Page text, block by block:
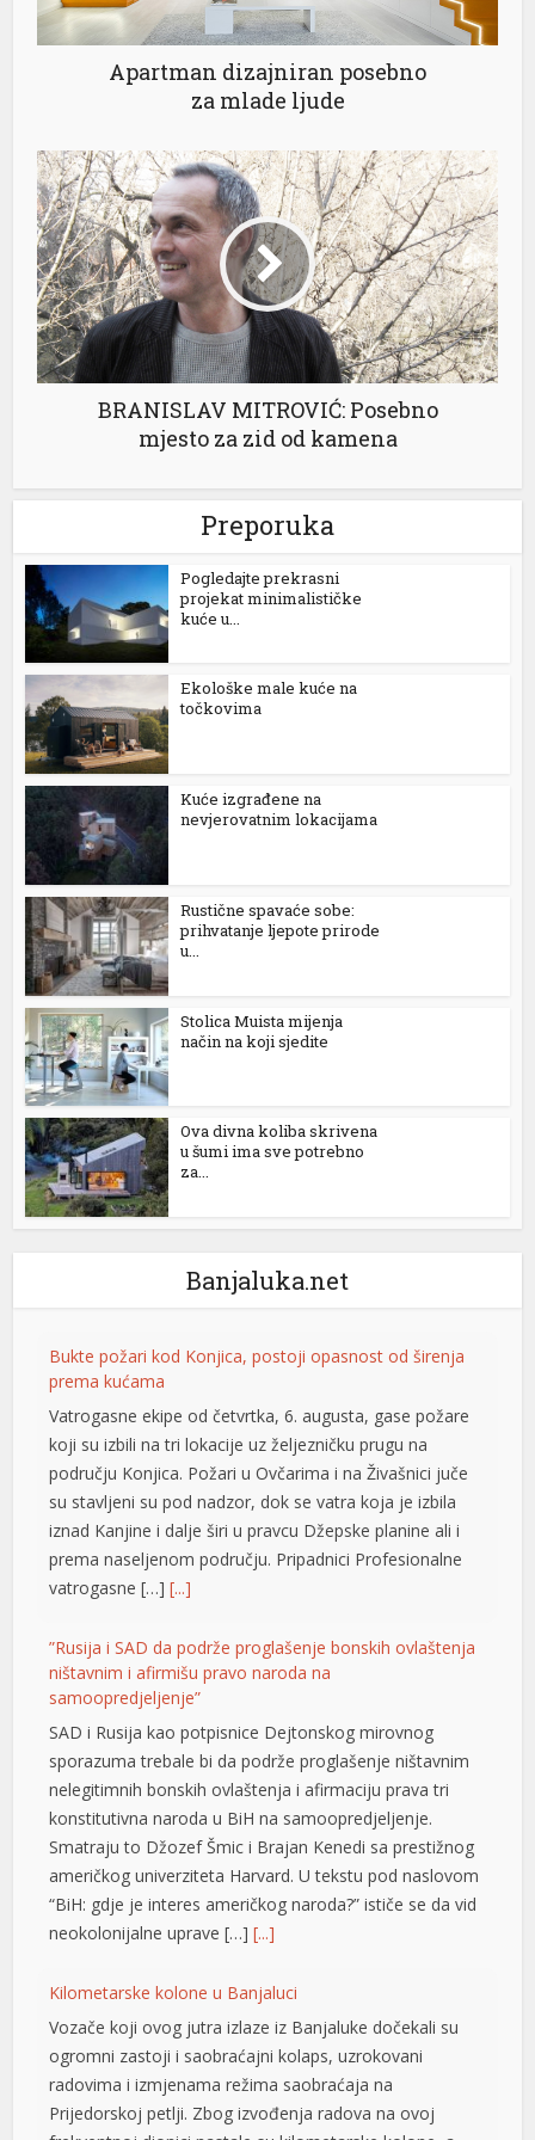
Apartman dizajniran posebno
za mlade ljude
BRANISLAV MITROVIĆ: Posebno
mjesto za zid od kamena
Preporuka
Pogledajte prekrasni
projekat minimalističke
kuće u...
Ekološke male kuće na
točkovima
Kuće izgrađene na
nevjerovatnim lokacijama
Rustične spavaće sobe:
prihvatanje ljepote prirode
u...
Stolica Muista mijenja
način na koji sjedite
Ova divna koliba skrivena
u šumi ima sve potrebno
za...
Banjaluka.net
Bukte požari kod Konjica, postoji opasnost od širenja
prema kućama
Vatrogasne ekipe od četvrtka, 6. augusta, gase požare
koji su izbili na tri lokacije uz željezničku prugu na
području Konjica. Požari u Ovčarima i na Živašnici juče
su stavljeni su pod nadzor, dok se vatra koja je izbila
iznad Kanjine i dalje širi u pravcu Džepske planine ali i
prema naseljenom području. Pripadnici Profesionalne
vatrogasne […][...]
”Rusija i SAD da podrže proglašenje bonskih ovlaštenja
ništavnim i afirmišu pravo naroda na
samoopredjeljenje”
SAD i Rusija kao potpisnice Dejtonskog mirovnog
sporazuma trebale bi da podrže proglašenje ništavnim
nelegitimnih bonskih ovlaštenja i afirmaciju prava tri
konstitutivna naroda u BiH na samoopredjeljenje.
Smatraju to Džozef Šmic i Brajan Kenedi sa prestižnog
američkog univerziteta Harvard. U tekstu pod naslovom
“BiH: gdje je interes američkog naroda?” ističe se da vid
neokolonijalne uprave […][...]
Kilometarske kolone u Banjaluci
Vozače koji ovog jutra izlaze iz Banjaluke dočekali su
ogromni zastoji i saobraćajni kolaps, uzrokovani
radovima i izmjenama režima saobraćaja na
Prijedorskoj petlji. Zbog izvođenja radova na ovoj